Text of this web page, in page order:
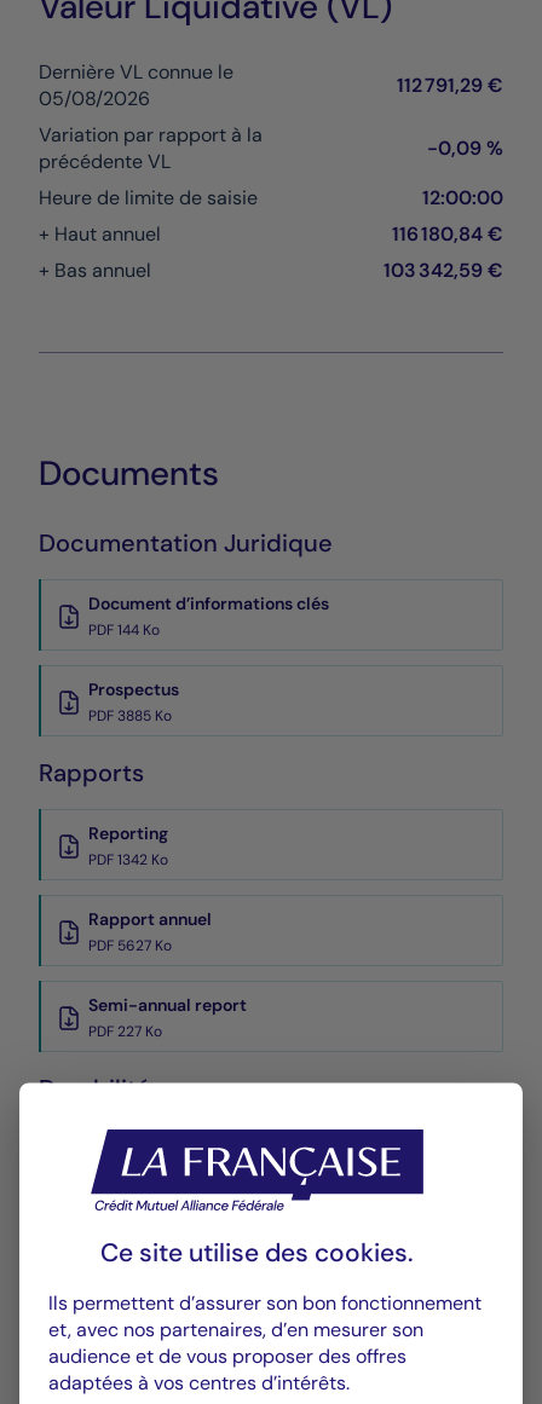
Dernière VL connue le
05/08/2026
112 791,29 €
Variation par rapport à la
précédente VL
-0,09 %
Heure de limite de saisie
12:00:00
+ Haut annuel
116 180,84 €
+ Bas annuel
103 342,59 €
Documents
Documentation Juridique
Document d’informations clés
PDF 144 Ko
Prospectus
PDF 3885 Ko
Rapports
Reporting
PDF 1342 Ko
Rapport annuel
PDF 5627 Ko
Semi-annual report
PDF 227 Ko
Durabilité
Annexe SFDR
PDF 524 Ko
PDF 1982 Ko
Performances
Historique VL
Ce site utilise des cookies.
Ils permettent d’assurer son bon fonctionnement
et, avec nos partenaires, d’en mesurer son
audience et de vous proposer des offres
adaptées à vos centres d’intérêts.